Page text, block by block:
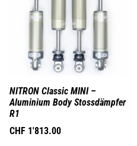
NITRON Classic MINI –
Aluminium Body Stossdämpfer
R1
CHF 1'813.00